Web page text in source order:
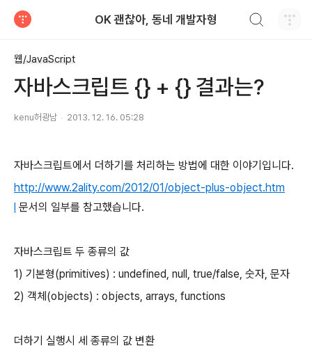
OK 괜찮아, 동네 개발자형
웹/JavaScript
자바스크립트 {} + {} 결과는?
kenu허광남 2013. 12. 16. 05:28
자바스크립트에서 더하기를 처리하는 방법에 대한 이야기입니다.
http://www.2ality.com/2012/01/object-plus-object.htm
l 문서의 일부를 참고했습니다.
자바스크립트 두 종류의 값
1) 기본형(primitives) : undefined, null, true/false, 숫자, 문자
2) 객체(objects) : objects, arrays, functions
더하기 실행시 세 종류의 값 변환